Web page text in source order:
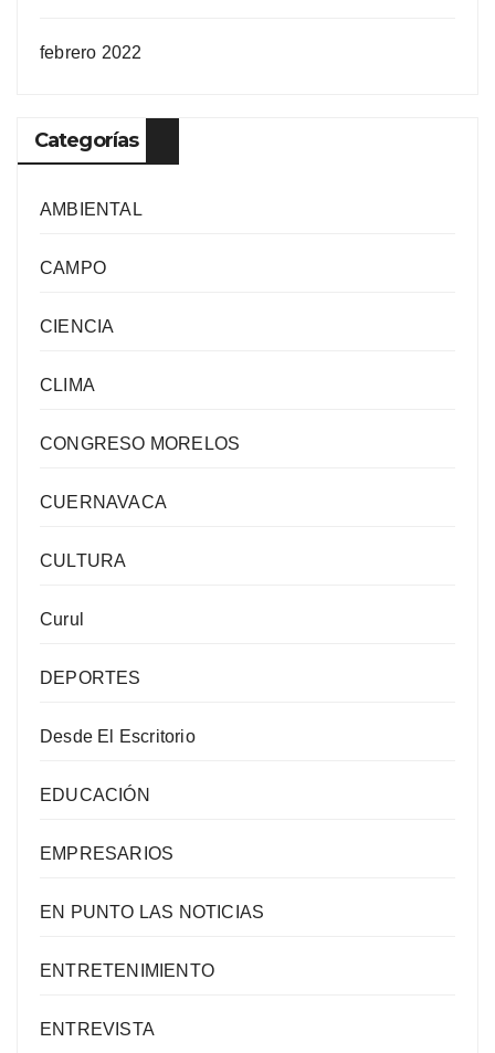
febrero 2022
Categorías
AMBIENTAL
CAMPO
CIENCIA
CLIMA
CONGRESO MORELOS
CUERNAVACA
CULTURA
Curul
DEPORTES
Desde El Escritorio
EDUCACIÓN
EMPRESARIOS
EN PUNTO LAS NOTICIAS
ENTRETENIMIENTO
ENTREVISTA